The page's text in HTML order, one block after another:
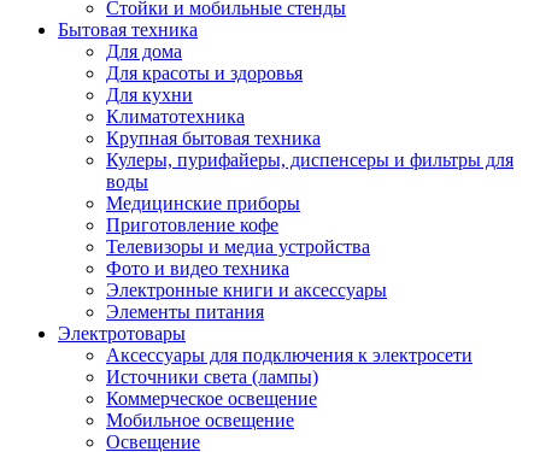
Стойки и мобильные стенды
Бытовая техника
Для дома
Для красоты и здоровья
Для кухни
Климатотехника
Крупная бытовая техника
Кулеры, пурифайеры, диспенсеры и фильтры для
воды
Медицинские приборы
Приготовление кофе
Телевизоры и медиа устройства
Фото и видео техника
Электронные книги и аксессуары
Элементы питания
Электротовары
Аксессуары для подключения к электросети
Источники света (лампы)
Коммерческое освещение
Мобильное освещение
Освещение